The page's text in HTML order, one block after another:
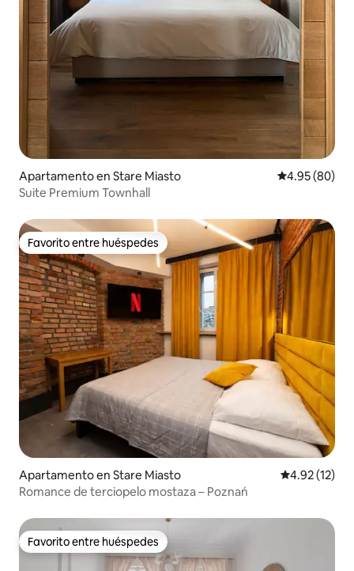
Apartamento en Stare Miasto Calificación
4.95 (80)
Suite Premium Townhall
Favorito entre huéspedes
Favorito entre huéspedes
Apartamento en Stare Miasto Calificación
4.92 (12)
Romance de terciopelo mostaza – Poznań
Favorito entre huéspedes
Favorito entre huéspedes